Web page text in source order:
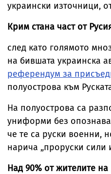
украински източници,
Крим стана част от
след като голямото
на бившата украинска
референдум за
полуострова към
На полуострова са
униформи без
че те са руски военни,
нарича „проруски сили
Над 90% от жителите